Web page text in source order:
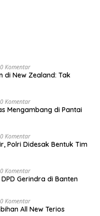
0 Komentar
di New Zealand: Tak
0 Komentar
Mengambang di Pantai
0 Komentar
Polri Didesak Bentuk Tim
0 Komentar
Gerindra di Banten
0 Komentar
All New Terios